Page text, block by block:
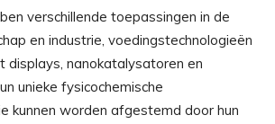
verschillende toepassingen in de
en industrie, voedingstechnologieën
displays, nanokatalysatoren en
unieke fysicochemische
kunnen worden afgestemd door hun